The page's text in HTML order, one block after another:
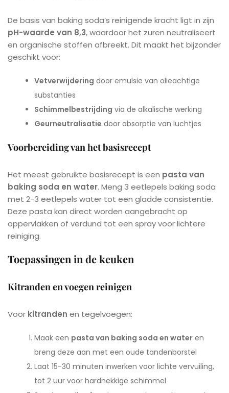
De basis van baking soda’s reinigende kracht ligt in zijn
pH-waarde van 8,3, waardoor het zuren neutraliseert
en organische stoffen afbreekt. Dit maakt het bijzonder
geschikt voor:
Vetverwijdering door emulsie van olieachtige
substanties
Schimmelbestrijding via de alkalische werking
Geurneutralisatie door absorptie van luchtjes
Voorbereiding van het basisrecept
Het meest gebruikte basisrecept is een pasta van
baking soda en water. Meng 3 eetlepels baking soda
met 2-3 eetlepels water tot een gladde consistentie.
Deze pasta kan direct worden aangebracht op
oppervlakken of verdund tot een spray voor lichtere
reiniging.
Toepassingen in de keuken
Kitranden en voegen reinigen
Voor kitranden en tegelvoegen:
Maak een pasta van baking soda en water en
breng deze aan met een oude tandenborstel
Laat 15-30 minuten inwerken voor lichte vervuiling,
tot 2 uur voor hardnekkige schimmel